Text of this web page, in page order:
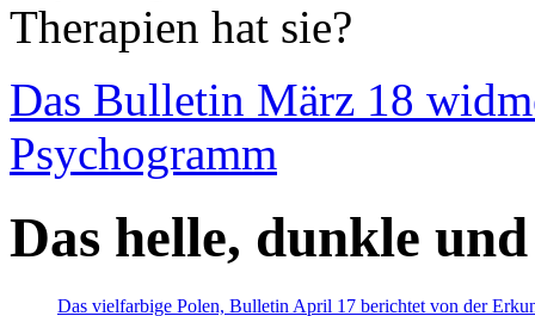
Therapien hat sie?
Das Bulletin März 18
Psychogramm
Das helle, dunkle
Das vielfarbige Polen, Bulletin April 17 berichtet von der